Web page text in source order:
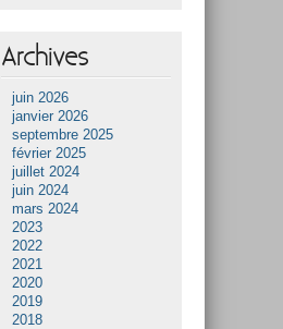
Archives
juin 2026
janvier 2026
septembre 2025
février 2025
juillet 2024
juin 2024
mars 2024
2023
2022
2021
2020
2019
2018